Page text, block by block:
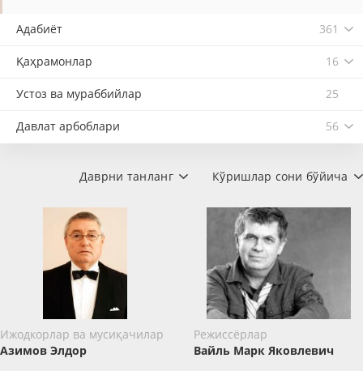
Адабиёт 361
Қаҳрамонлар 16
Устоз ва мураббийлар 25
Давлат арбоблари 56
Кўришлар сони бўйича
Даврни танланг
Ижодкорлар ва мусиқачилар
Азимов Элдор
Режиссёрлар
Вайль Марк Яковлевич